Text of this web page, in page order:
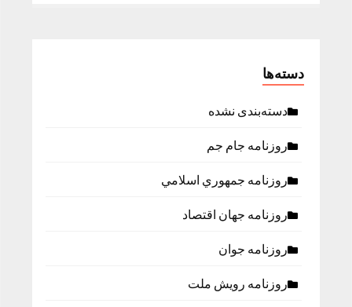
دسته‌ها
دسته‌بندی نشده
روزنامه جام جم
روزنامه جمهوري اسلامي
روزنامه جهان اقتصاد
روزنامه جوان
روزنامه رویش ملت